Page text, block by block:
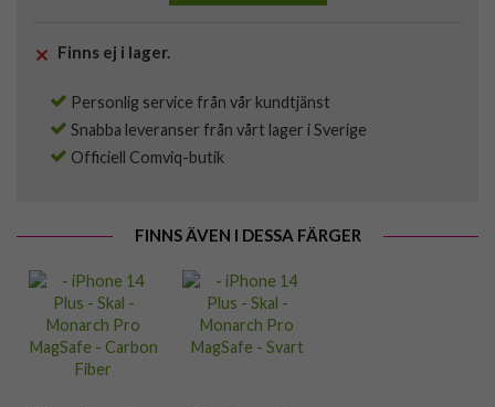
Finns ej i lager.
Personlig service från vår kundtjänst
Snabba leveranser från vårt lager i Sverige
Officiell Comviq-butik
FINNS ÄVEN I DESSA FÄRGER